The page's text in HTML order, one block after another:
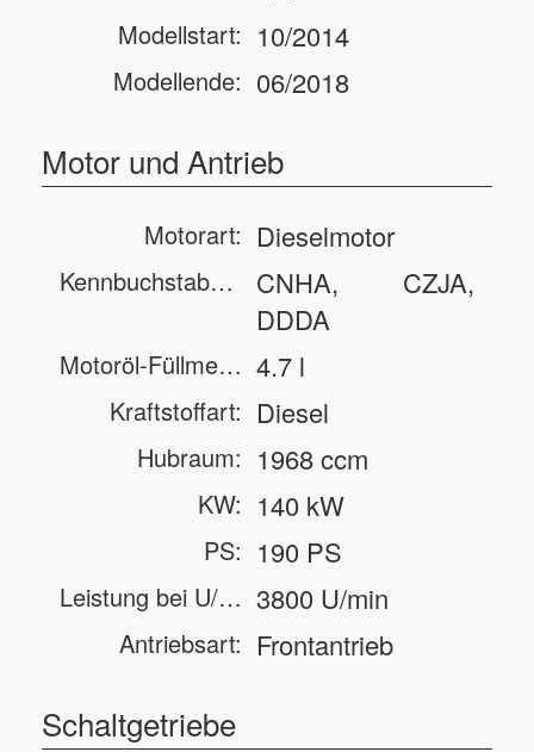
Modellstart: 10/2014
Modellende: 06/2018
Motor und Antrieb
Motorart: Dieselmotor
Kennbuchstabe(n):
CNHA, CZJA,
DDDA
Motoröl-Füllmenge inkl. Filter (Servicebefüllung): 4.7 l
Kraftstoffart: Diesel
Hubraum: 1968 ccm
KW: 140 kW
PS: 190 PS
Leistung bei U/min: 3800 U/min
Antriebsart: Frontantrieb
Schaltgetriebe